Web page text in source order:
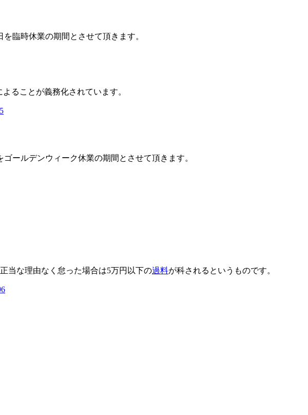
臨時休業の期間とさせて頂きます。
ることが義務化されています。
ールデンウィーク休業の期間とさせて頂きます。
当な理由なく怠った場合は5万円以下の過料が科されるというものです。